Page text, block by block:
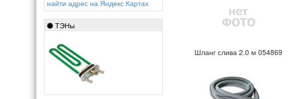
найти адрес на Яндекс Картах
ТЭНы
Шланг слива 2.0 м 054869